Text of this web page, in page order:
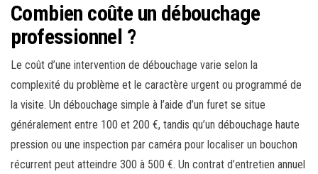
Combien coûte un débouchage
professionnel ?
Le coût d’une intervention de débouchage varie selon la
complexité du problème et le caractère urgent ou programmé de
la visite. Un débouchage simple à l’aide d’un furet se situe
généralement entre 100 et 200 €, tandis qu’un débouchage haute
pression ou une inspection par caméra pour localiser un bouchon
récurrent peut atteindre 300 à 500 €. Un contrat d’entretien annuel